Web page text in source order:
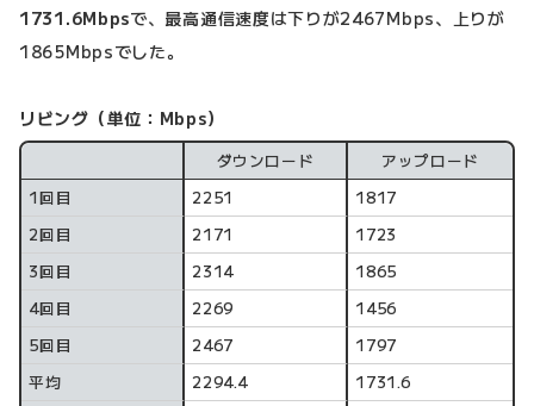
1731.6Mbpsで、最高通信速度は下りが2467Mbps、上りが
1865Mbpsでした。
リビング（単位：Mbps）
ダウンロード
アップロード
1回目
2251
1817
2回目
2171
1723
3回目
2314
1865
4回目
2269
1456
5回目
2467
1797
平均
2294.4
1731.6